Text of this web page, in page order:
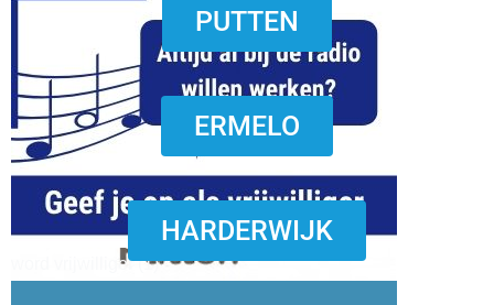
download onzze App
word vrijwilliger (1)
PUTTEN
ERMELO
HARDERWIJK